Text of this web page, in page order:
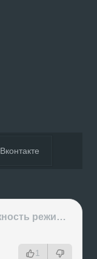
Вконтакте
ИЗБАВЛЯЕМСЯ ОТ БОЛИ | Важность режима и питания
1